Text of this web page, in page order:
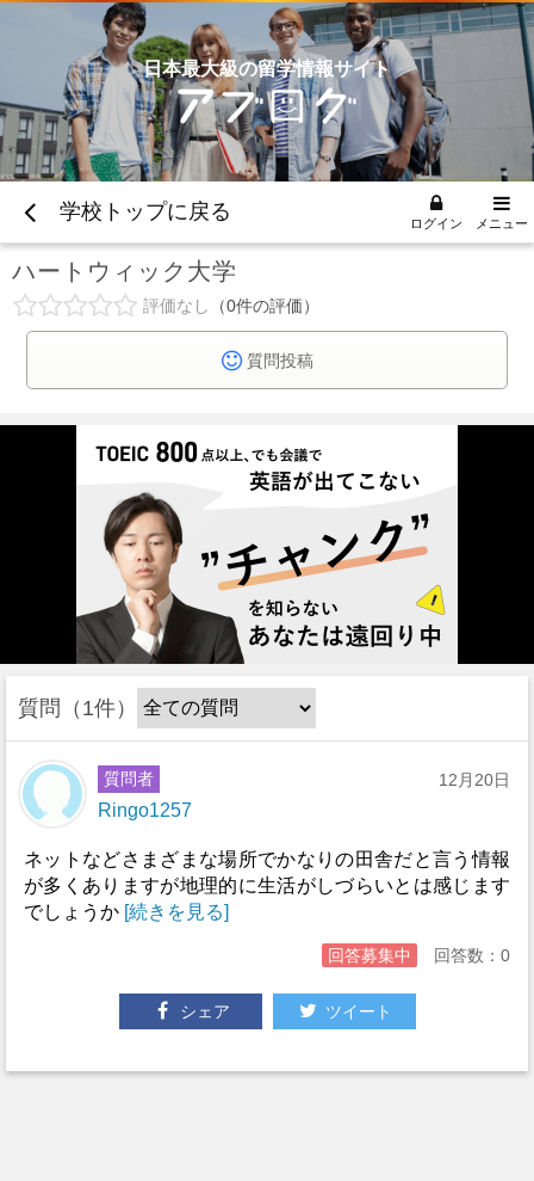
日本最大級の留学情報サイト
学校トップに戻る ログイン メニュー
ハートウィック大学
評価なし 0件の評価
質問投稿
質問 1件
質問者
Ringo1257
12月20日
ネットなどさまざまな場所でかなりの田舎だと言う情報
が多くありますが地理的に生活がしづらいとは感じます
でしょうか [続きを見る]
回答募集中 回答数：0
シェア ツイート